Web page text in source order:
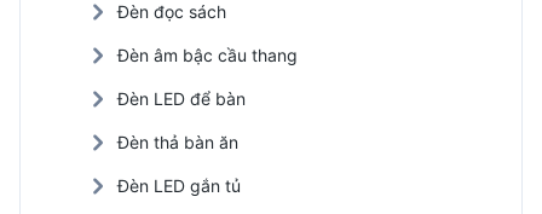
Đèn đọc sách
Đèn âm bậc cầu thang
Đèn LED để bàn
Đèn thả bàn ăn
Đèn LED gắn tủ